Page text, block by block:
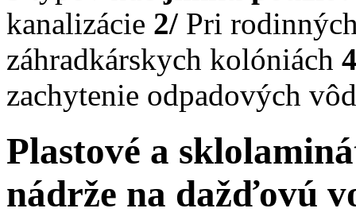
kanalizácie 2/ Pri
záhradkárskych kolóniách
zachytenie odpadových vôd
Plastové a
nádrže na dažďovú